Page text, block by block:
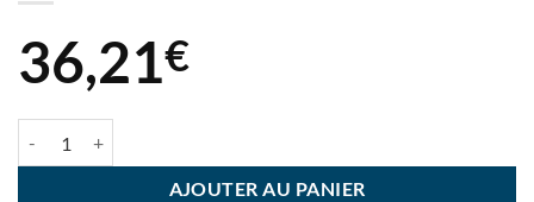
36,21€
AJOUTER AU PANIER